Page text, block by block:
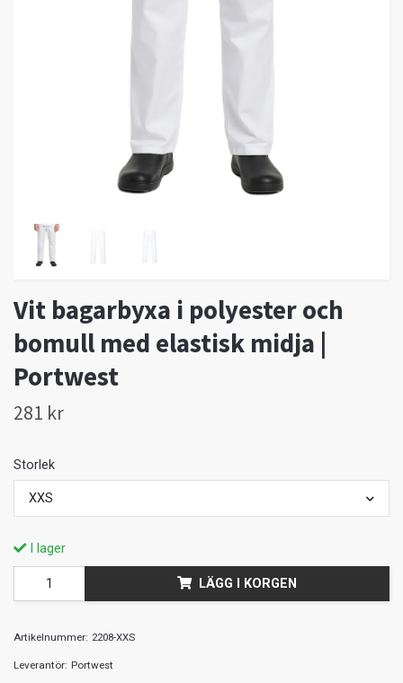
Vit bagarbyxa i polyester och
bomull med elastisk midja |
Portwest
281 kr
Storlek
XXS
I lager
LÄGG I KORGEN
Artikelnummer: 2208-XXS
Leverantör: Portwest